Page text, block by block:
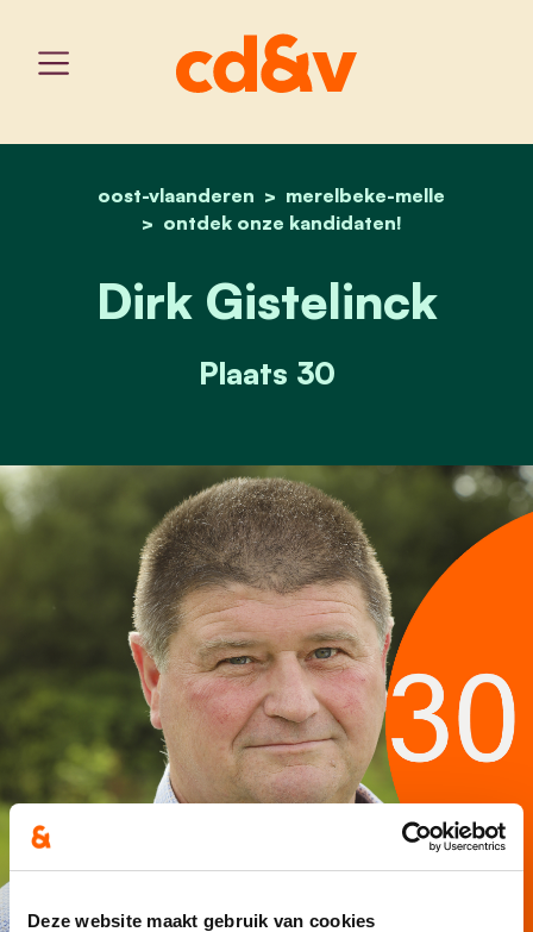
Deze website maakt gebruik van cookies
home
oost-vlaanderen
merelbeke-melle
ontdek onze kandidaten!
dirk gistelinck
Dirk Gistelinck
Plaats 30